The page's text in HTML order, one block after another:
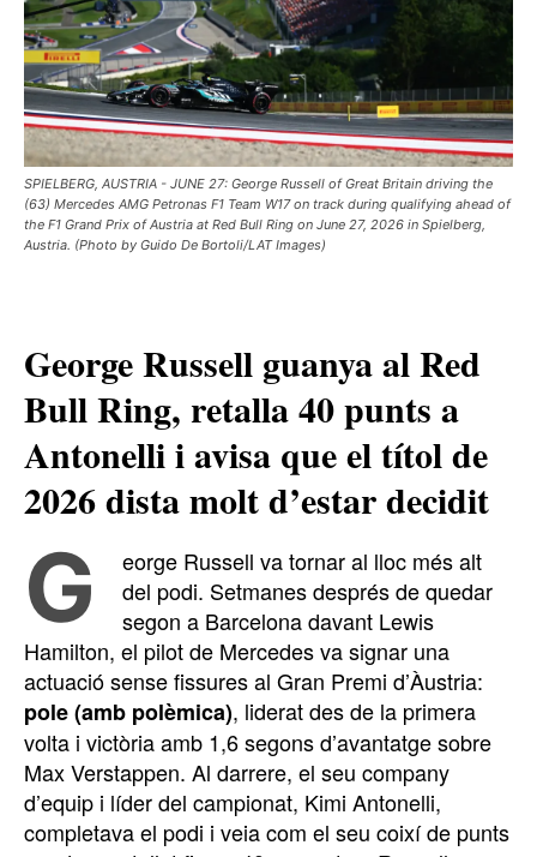
SPIELBERG, AUSTRIA - JUNE 27: George Russell of Great Britain driving the
(63) Mercedes AMG Petronas F1 Team W17 on track during qualifying ahead of
the F1 Grand Prix of Austria at Red Bull Ring on June 27, 2026 in Spielberg,
Austria. (Photo by Guido De Bortoli/LAT Images)
George Russell guanya al Red
Bull Ring, retalla 40 punts a
Antonelli i avisa que el títol de
2026 dista molt d’estar decidit
G
eorge Russell va tornar al lloc més alt
del podi. Setmanes després de quedar
segon a Barcelona davant Lewis
Hamilton, el pilot de Mercedes va signar una
actuació sense fissures al Gran Premi d’Àustria:
pole (amb polèmica), liderat des de la primera
volta i victòria amb 1,6 segons d’avantatge sobre
Max Verstappen. Al darrere, el seu company
d’equip i líder del campionat, Kimi Antonelli,
completava el podi i veia com el seu coixí de punts